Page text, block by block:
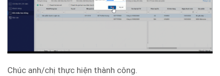
Chúc anh/chị thực hiện thành công.